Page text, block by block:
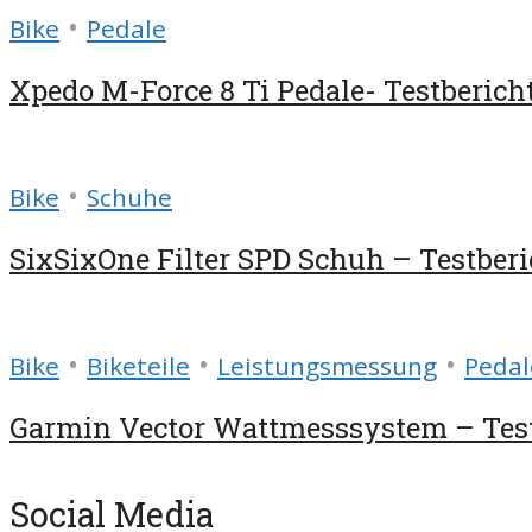
Bike • Pedale
Xpedo M-Force 8 Ti Pedale-
Bike • Schuhe
SixSixOne Filter SPD Schuh –
Bike • Biketeile • Leistungsmessung •
Garmin Vector Wattmesssystem –
Social Media